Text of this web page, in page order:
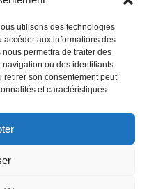
utilisons des technologies
accéder aux informations des
permettra de traiter des
ou des identifiants
retirer son consentement peut
et caractéristiques.
de confidentialité
devis
devis